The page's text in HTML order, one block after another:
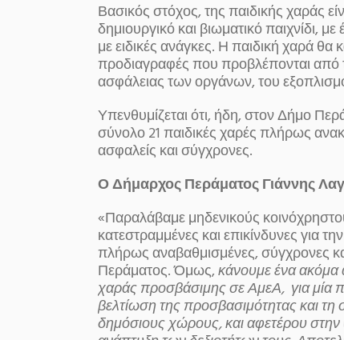
Βασικός στόχος, της παιδικής χαράς
δημιουργικό και βιωματικό παιχνίδι,
με ειδικές ανάγκες. Η παιδική χαρά
προδιαγραφές που προβλέπονται από
ασφάλειας των οργάνων, του
Υπενθυμίζεται ότι, ήδη, στον Δήμο
σύνολο 21 παιδικές χαρές πλήρως
ασφαλείς και σύγχρονες.
Ο Δήμαρχος Περάματος Γιάννης
«Παραλάβαμε μηδενικούς
κατεστραμμένες και επικίνδυνες για
πλήρως αναβαθμισμένες, σύγχρονες
Περάματος. Όμως,κάνουμε ένα ακόμα
χαράς προσβάσιμης σε ΑμεΑ, για μία
βελτίωση της προσβασιμότητας και
δημόσιους χώρους, και αφετέρου